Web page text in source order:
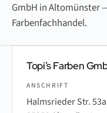
GmbH in Altomünster
Farbenfachhandel.
Topi’s Farben
ANSCHRIFT
Halmsrieder Str. 53a